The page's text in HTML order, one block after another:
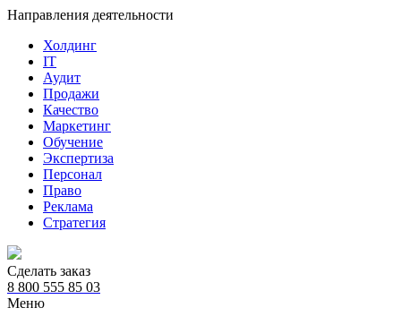
Направления деятельности
Холдинг
IT
Аудит
Продажи
Качество
Маркетинг
Обучение
Экспертиза
Персонал
Право
Реклама
Стратегия
Сделать заказ
8 800 555 85 03
Меню